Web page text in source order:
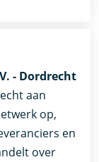
- Dordrecht
aan
op,
en
over